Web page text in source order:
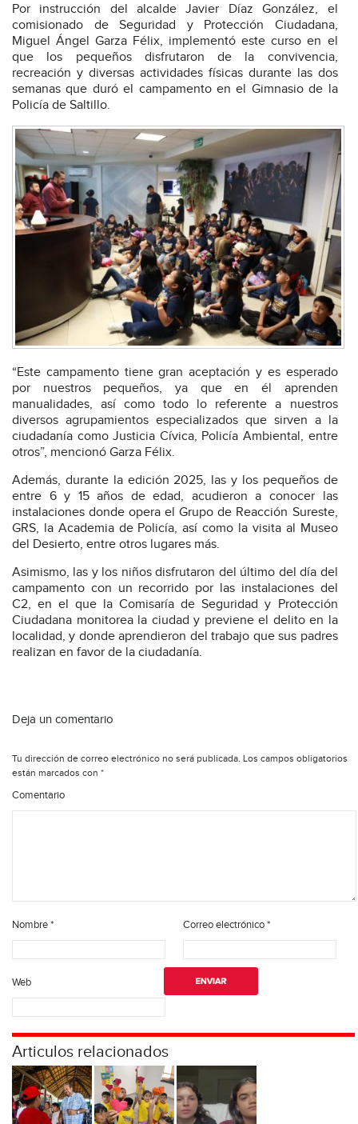
Por instrucción del alcalde Javier Díaz González, el
comisionado de Seguridad y Protección Ciudadana,
Miguel Ángel Garza Félix, implementó este curso en el
que los pequeños disfrutaron de la convivencia,
recreación y diversas actividades físicas durante las dos
semanas que duró el campamento en el Gimnasio de la
Policía de Saltillo.
“Este campamento tiene gran aceptación y es esperado
por nuestros pequeños, ya que en él aprenden
manualidades, así como todo lo referente a nuestros
diversos agrupamientos especializados que sirven a la
ciudadanía como Justicia Cívica, Policía Ambiental, entre
otros”, mencionó Garza Félix.
Además, durante la edición 2025, las y los pequeños de
entre 6 y 15 años de edad, acudieron a conocer las
instalaciones donde opera el Grupo de Reacción Sureste,
GRS, la Academia de Policía, así como la visita al Museo
del Desierto, entre otros lugares más.
Asimismo, las y los niños disfrutaron del último del día del
campamento con un recorrido por las instalaciones del
C2, en el que la Comisaría de Seguridad y Protección
Ciudadana monitorea la ciudad y previene el delito en la
localidad, y donde aprendieron del trabajo que sus padres
realizan en favor de la ciudadanía.
Deja un comentario
Tu dirección de correo electrónico no será publicada. Los campos obligatorios
están marcados con *
Comentario
Nombre* Correo electrónico*
Web
Articulos relacionados